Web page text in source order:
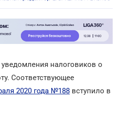
налоговиков о
Соответствующее
2020 года №188 вступило в